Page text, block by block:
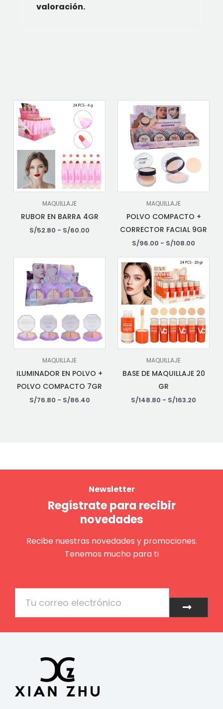
valoración.
MAQUILLAJE
RUBOR EN BARRA 4GR
S/52.80 - S/60.00
MAQUILLAJE
POLVO COMPACTO +
CORRECTOR FACIAL 9GR
S/96.00 - S/108.00
MAQUILLAJE
ILUMINADOR EN POLVO +
POLVO COMPACTO 7GR
S/76.80 - S/86.40
MAQUILLAJE
BASE DE MAQUILLAJE 20
GR
S/148.80 - S/163.20
Newsletter
Regístrate para recibir
novedades
Recibe nuestras novedades y promociones.
Tenemos mucho para ti
Enviar